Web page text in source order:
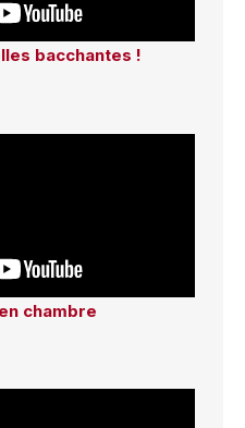
bacchantes !
chambre